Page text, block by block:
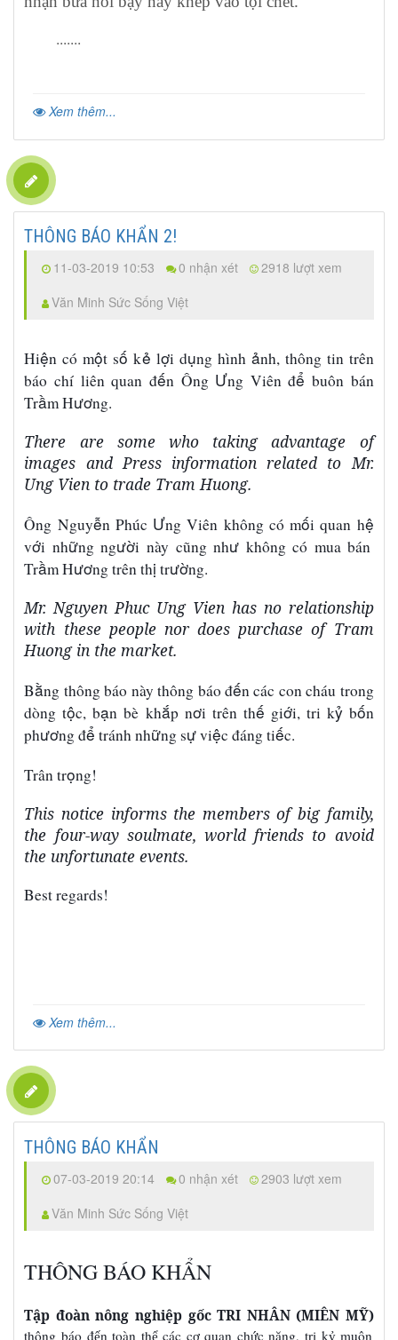
.......
Xem thêm...
THÔNG BÁO KHẨN 2!
11-03-2019 10:53 0 nhận xét
2918 lượt xem
Văn Minh Sức Sống Việt
Hiện có một số kẻ lợi dụng hình ảnh, thông tin trên
báo chí liên quan đến Ông Ưng Viênđể buôn bán
Trầm Hương.
There are some who taking advantage of
images and Press information related to Mr.
Ung Vien to trade Tram Huong.
Ông Nguyễn Phúc Ưng Viên không có mối quan hệ
với những người này cũng như không có mua bán
Trầm Hương trên thị trường.
Mr. Nguyen Phuc Ung Vien has no relationship
with these people nor does purchase of Tram
Huong in the market.
Bằng thông báo này thông báo đến các con cháu trong
dòng tộc, bạn bè khắp nơi trên thế giới, tri kỷbốn
phươngđể tránh những sựviệcđáng tiếc.
Trân trọng!
This notice informs the members of big family,
the four-way soulmate, world friends to avoid
the unfortunate events.
Best regards!
Xem thêm...
THÔNG BÁO KHẨN
07-03-2019 20:14 0 nhận xét
2903 lượt xem
Văn Minh Sức Sống Việt
THÔNG BÁO KHẨN
Tập đoàn nông nghiệp gốc TRI NHÂN (MIÊN MỸ)
thông báo đến toàn thểcác cơquan chức năng, tri kỷmuôn